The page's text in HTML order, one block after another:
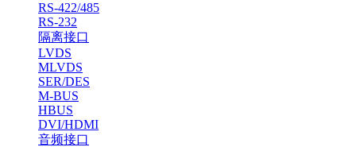
RS-422/485
RS-232
隔离接口
LVDS
MLVDS
SER/DES
M-BUS
HBUS
DVI/HDMI
音频接口